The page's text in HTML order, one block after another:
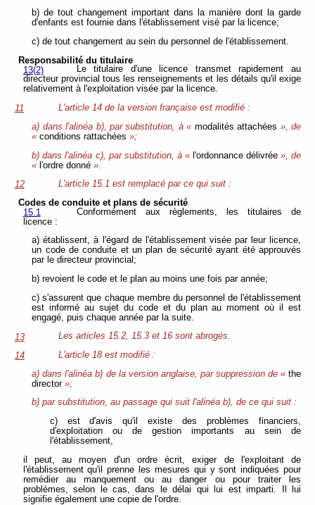
b) de tout changement important dans la manière dont la garde
d'enfants est fournie dans l'établissement visé par la licence;
c) de tout changement au sein du personnel de l'établissement.
Responsabilité du titulaire
13(2)
Le titulaire d'une licence transmet rapidement au
directeur provincial tous les renseignements et les détails qu'il exige
relativement à l'exploitation visée par la licence.
11
L'article 14 de la version française est modifié :
a) dans l'alinéa b), par substitution, à « modalités attachées », de
« conditions rattachées»;
b) dans l'alinéa c), par substitution, à «l'ordonnance délivrée », de
« l'ordre donné».
12
L'article 15.1 est remplacé par ce qui suit :
Codes de conduite et plans de sécurité
15.1
Conformément aux règlements, les titulaires de
licence :
a) établissent, à l'égard de l'établissement visée par leur licence,
un code de conduite et un plan de sécurité ayant été approuvés
par le directeur provincial;
b) revoient le code et le plan au moins une fois par année;
c) s'assurent que chaque membre du personnel de l'établissement
est informé au sujet du code et du plan au moment où il est
engagé, puis chaque année par la suite.
13
Les articles 15.2, 15.3 et 16 sont abrogés.
14
L'article 18 est modifié :
a) dans l'alinéa b) de la version anglaise, par suppression de «the
director»;
b) par substitution, au passage qui suit l'alinéa b), de ce qui suit :
c) est d'avis qu'il existe des problèmes financiers,
d'exploitation ou de gestion importants au sein de
l'établissement,
il peut, au moyen d'un ordre écrit, exiger de l'exploitant de
l'établissement qu'il prenne les mesures qui y sont indiquées pour
remédier au manquement ou au danger ou pour traiter les
problèmes, selon le cas, dans le délai qui lui est imparti. Il lui
signifie également une copie de l'ordre.